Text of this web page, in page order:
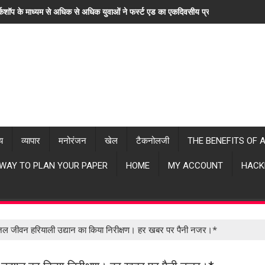
के माध्यम से अधिक से अधिक युवाओं ने फर्स्ट एड का एकदिवसीय प्रशिक्षण लिया।
व्यापार मनोरंजन खेल टैकनोलजी THE BENEFITS OF
TO PLAN YOUR PAPER HOME MY ACCOUNT
हरियाली उद्यान का किया निरीक्षण। हर खबर पर पैनी नजर।*